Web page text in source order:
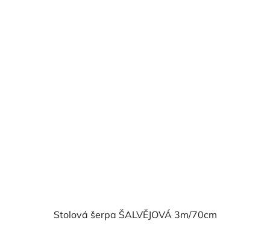
Stolová šerpa ŠALVĚJOVÁ 3m/70cm